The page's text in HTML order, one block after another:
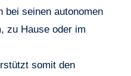
bei seinen autonomen
zu Hause oder im
somit den